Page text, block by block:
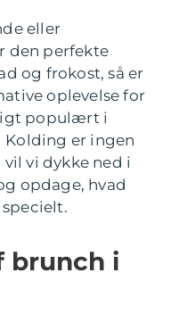
eller
den perfekte
og frokost, så er
oplevelse for
populært i
Kolding er ingen
vi dykke ned i
opdage, hvad
brunch i